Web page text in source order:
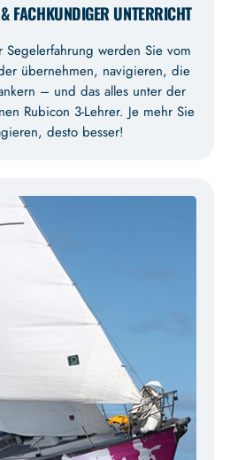
FACHKUNDIGER UNTERRICHT
Segelerfahrung werden Sie vom
übernehmen, navigieren, die
– und das alles unter der
Rubicon 3-Lehrer. Je mehr Sie
desto besser!